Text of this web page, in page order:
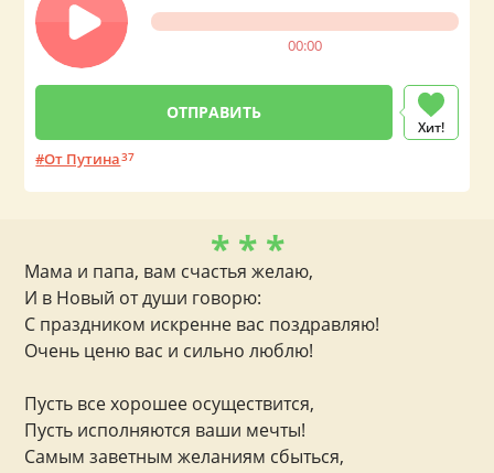
00:00
Хит!
От Путина37
* * *
Мама и папа, вам счастья желаю,
И в Новый от души говорю:
С праздником искренне вас поздравляю!
Очень ценю вас и сильно люблю!
Пусть все хорошее осуществится,
Пусть исполняются ваши мечты!
Самым заветным желаниям сбыться,